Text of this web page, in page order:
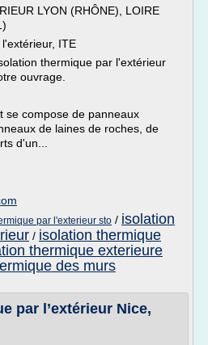
LYON (RHÔNE), LOIRE
ITE
thermique par l'extérieur
ouvrage.
se compose de panneaux
de laines de roches, de
d'un...
par l'exterieur sto / isolation
/ isolation thermique
thermique exterieure
des murs
par l’extérieur Nice,